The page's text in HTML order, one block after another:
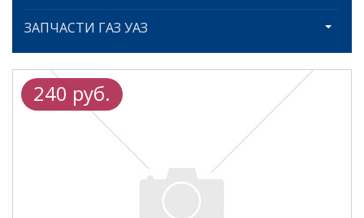
ЗАПЧАСТИ ГАЗ УАЗ
240 руб.